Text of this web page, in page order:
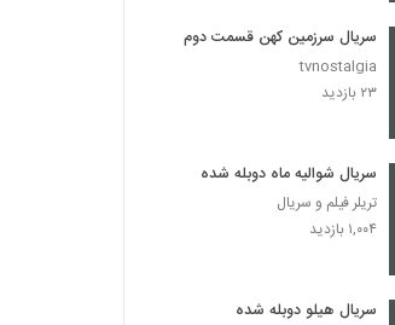
سریال سرزمین کهن قسمت دوم
tvnostalgia
۲۳ بازدید
سریال شوالیه ماه دوبله شده
تریلر فیلم و سریال
۱,۰۰۴ بازدید
سریال هیلو دوبله شده